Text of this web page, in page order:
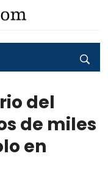
del
de miles
en